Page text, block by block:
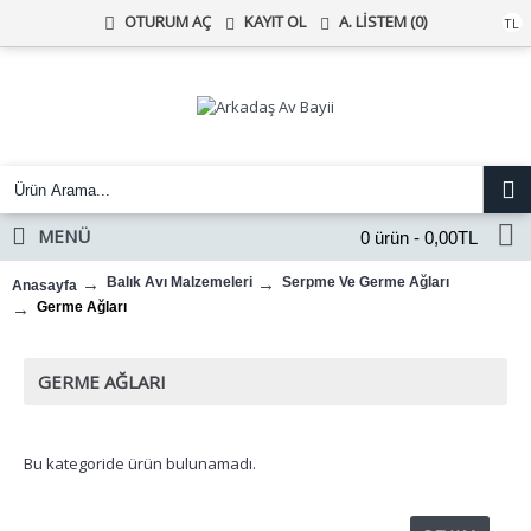
TL
OTURUM AÇ KAYIT OL A. LISTEM (0)
0 ürün - 0,00TL
MENÜ
Anasayfa Balık Avı Malzemeleri
Serpme Ve Germe Ağları
Germe Ağları
GERME AĞLARI
Bu kategoride ürün bulunamadı.